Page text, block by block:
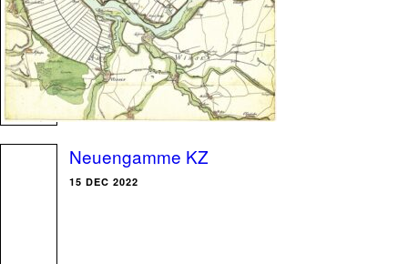
Neuengamme KZ
15 DEC 2022